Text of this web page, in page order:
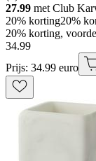
27.99 met Club
20% korting20%
20% korting,
34.99
Prijs: 34.99 euro